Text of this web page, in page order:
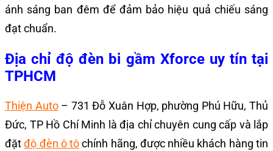
ánh sáng ban đêm để đảm bảo hiệu quả chiếu sáng
đạt chuẩn.
Địa chỉ độ đèn bi gầm Xforce uy tín tại
TPHCM
Thiện Auto– 731 Đỗ Xuân Hợp, phường Phú Hữu, Thủ
Đức, TP Hồ Chí Minh là địa chỉ chuyên cung cấp và lắp
đặtđộ đèn ô tôchính hãng, được nhiều khách hàng tin